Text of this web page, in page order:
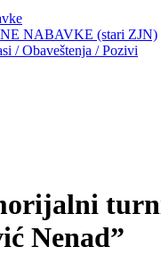
NABAVKE (stari ZJN)
/ Obaveštenja / Pozivi
Nenad”